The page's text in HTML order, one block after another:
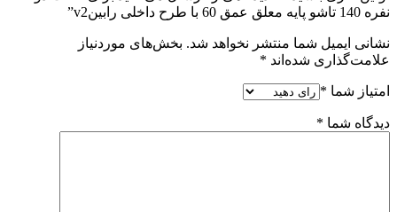
نفره 140 تاشو پایه معلق عمق 60 با طرح داخلی رابینv2”
نشانی ایمیل شما منتشر نخواهد شد. بخش‌های موردنیاز
علامت‌گذاری شده‌اند *
امتیاز شما *
دیدگاه شما *